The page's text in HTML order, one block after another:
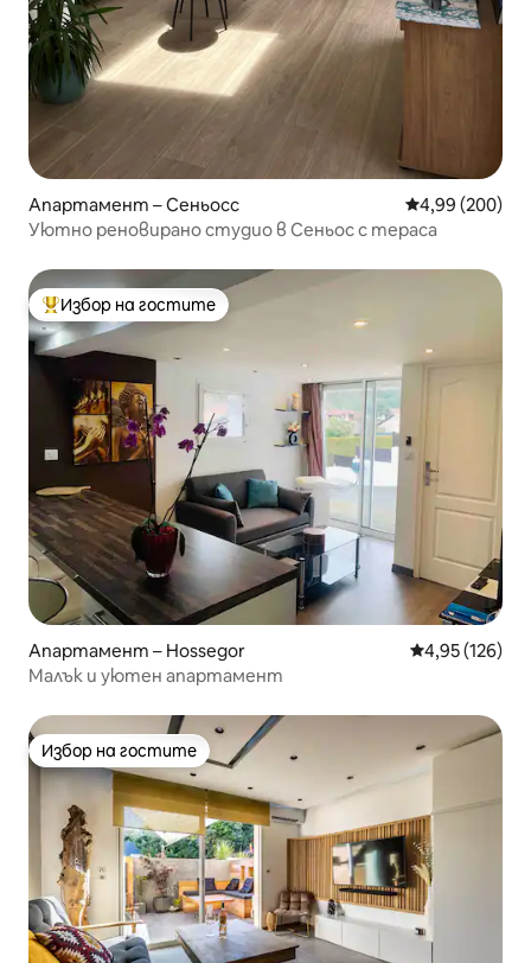
Апартамент – Сеньосс Средна
4,99 (200)
Уютно реновирано студио в Сеньос с тераса
Най-популярен избор на гостите
Избор на гостите
Апартамент – Hossegor Средна
4,95 (126)
Малък и уютен апартамент
Избор на гостите
Избор на гостите